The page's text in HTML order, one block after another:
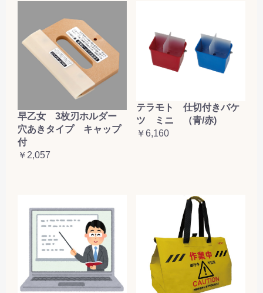
早乙女 3枚刃ホルダー
穴あきタイプ キャップ
付
￥2,057
テラモト 仕切付きバケ
ツ ミニ （青/赤)
￥6,160